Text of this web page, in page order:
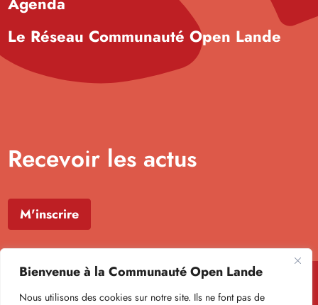
Bienvenue à la Communauté Open Lande
Nous utilisons des cookies sur notre site. Ils ne font pas de
Le Réseau Communauté Open Lande
Recevoir les actus
M'inscrire